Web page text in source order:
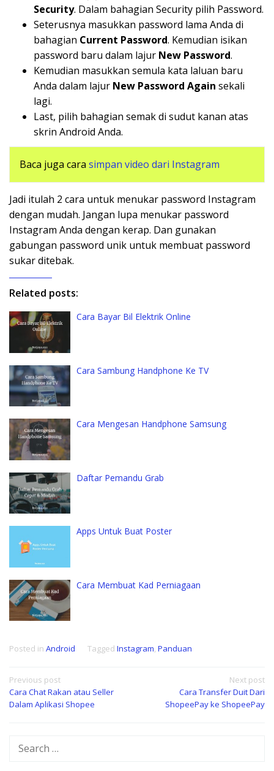
Security. Dalam bahagian Security pilih Password.
Seterusnya masukkan password lama Anda di
bahagian Current Password. Kemudian isikan
password baru dalam lajur New Password.
Kemudian masukkan semula kata laluan baru
Anda dalam lajur New Password Again sekali
lagi.
Last, pilih bahagian semak di sudut kanan atas
skrin Android Anda.
Baca juga cara simpan video dari Instagram
Jadi itulah 2 cara untuk menukar password Instagram
dengan mudah. Jangan lupa menukar password
Instagram Anda dengan kerap. Dan gunakan
gabungan password unik untuk membuat password
sukar ditebak.
Related posts:
Cara Bayar Bil Elektrik Online
Cara Sambung Handphone Ke TV
Cara Mengesan Handphone Samsung
Daftar Pemandu Grab
Apps Untuk Buat Poster
Cara Membuat Kad Perniagaan
Posted in Android Tagged Instagram, Panduan
Post
navigation
Previous post
Cara Chat Rakan atau Seller
Dalam Aplikasi Shopee
Next post
Cara Transfer Duit Dari
ShopeePay ke ShopeePay
Search